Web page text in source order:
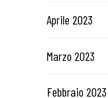
Aprile 2023
Marzo 2023
Febbraio 2023